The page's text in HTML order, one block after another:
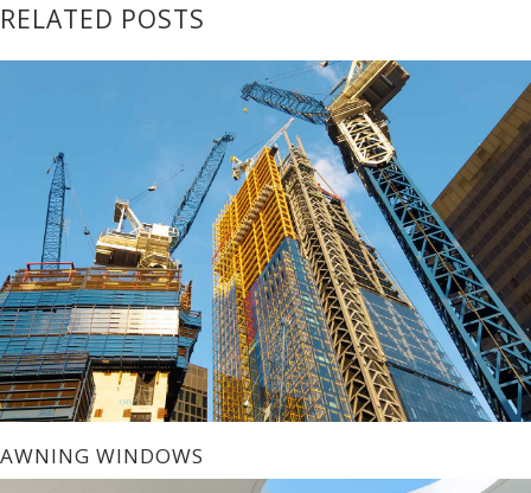
RELATED POSTS
AWNING WINDOWS